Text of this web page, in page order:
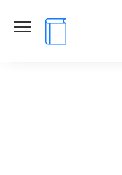
содержанию